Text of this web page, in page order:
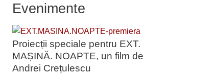
Evenimente
Proiecții speciale pentru EXT.
MAȘINĂ. NOAPTE, un film de
Andrei Crețulescu